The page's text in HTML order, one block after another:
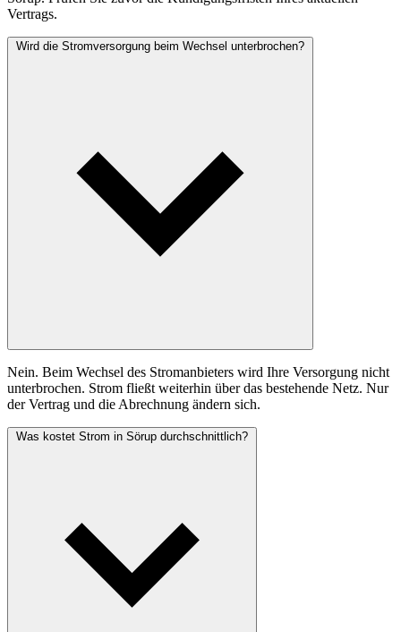
Vertrags.
Wird die Stromversorgung beim Wechsel unterbrochen?
Nein. Beim Wechsel des Stromanbieters wird Ihre Versorgung nicht
unterbrochen. Strom fließt weiterhin über das bestehende Netz. Nur
der Vertrag und die Abrechnung ändern sich.
Was kostet Strom in Sörup durchschnittlich?